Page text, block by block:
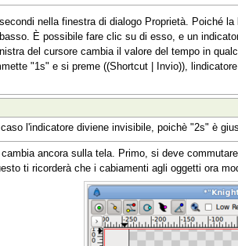
nella finestra di dialogo Proprietà. Poiché
È possibile fare clic su di esso, e un
del cursore cambia il valore del tempo in
"1s" e si preme ((Shortcut | Invio)),
caso l'indicatore diviene invisibile, poichè "2s" è
ancora sulla tela. Primo, si deve
ti ricorderà che i cabiamenti agli oggetti ora